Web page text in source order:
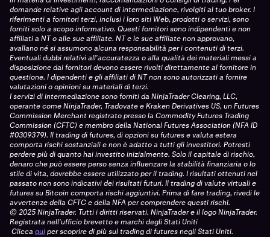
domande relative agli account di intermediazione, rivolgiti al tuo broker. I
riferimenti a fornitori terzi, inclusi i loro siti Web, prodotti o servizi, sono
forniti solo a scopo informativo. Questi fornitori sono indipendenti e non
affiliati a NT o alle sue affiliate. NT e le sue affiliate non approvano,
avallano né si assumono alcuna responsabilità per i contenuti di terzi.
Eventuali dubbi relativi all'accuratezza o alla qualità dei materiali messi a
disposizione dai fornitori devono essere rivolti direttamente al fornitore in
questione. I dipendenti e gli affiliati di NT non sono autorizzati a fornire
valutazioni o opinioni su materiali di terzi.
I servizi di intermediazione sono forniti da NinjaTrader Clearing, LLC,
operante come NinjaTrader, Tradovate e Kraken Derivatives US, un Futures
Commission Merchant registrato presso la Commodity Futures Trading
Commission (CFTC) e membro della National Futures Association (NFA ID
#0309379). Il trading di futures, di opzioni su futures e valuta estera
comporta rischi sostanziali e non è adatto a tutti gli investitori. Potresti
perdere più di quanto hai investito inizialmente. Solo il capitale di rischio,
denaro che può essere perso senza influenzare la stabilità finanziaria o lo
stile di vita, dovrebbe essere utilizzato per il trading. I risultati ottenuti nel
passato non sono indicativi dei risultati futuri. Il trading di valute virtuali e
futures su Bitcoin comporta rischi aggiuntivi. Prima di fare trading, rivedi le
avvertenze della CFTC e della NFA per comprendere questi rischi.
© 2025 NinjaTrader. Tutti i diritti riservati. NinjaTrader e il logo NinjaTrader.
Registrata nell'ufficio brevetto e marchi degli Stati Uniti
Clicca quiper scoprire di più sul trading di futures negli Stati Uniti.